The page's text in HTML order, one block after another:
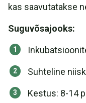
kas saavutatakse
Suguvõsajooks:
Suhteline
Kestus: 8-14